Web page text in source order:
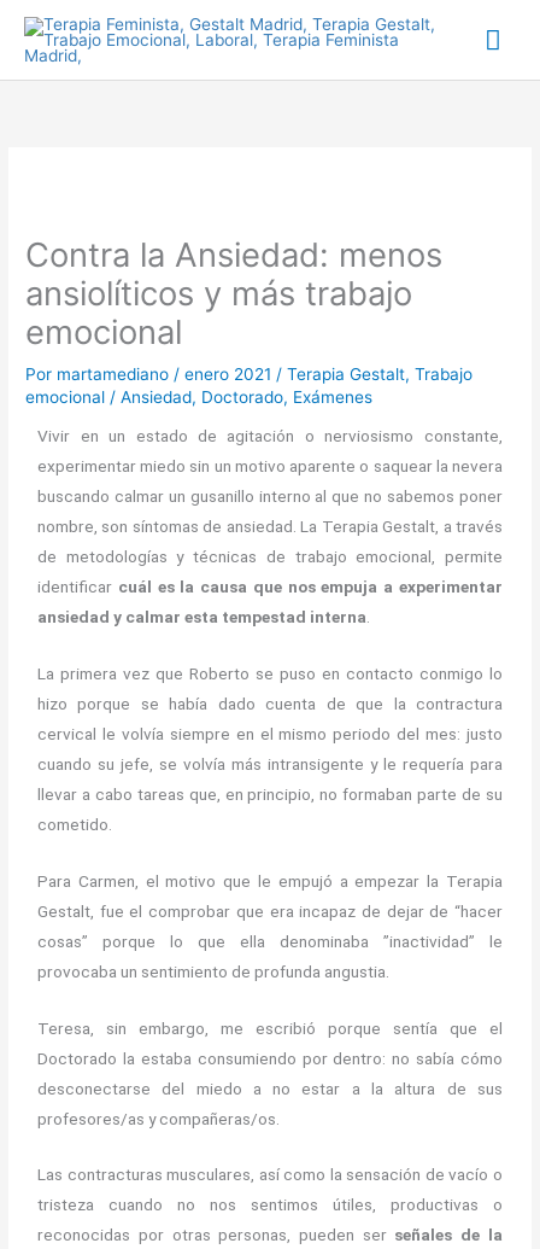
Contra la Ansiedad: menos
ansiolíticos y más trabajo
emocional
Por martamediano /enero 2021 /Terapia Gestalt,Trabajo
emocional /Ansiedad, Doctorado, Exámenes
Vivir en un estado de agitación o nerviosismo constante,
experimentar miedo sin un motivo aparente o saquear la nevera
buscando calmar un gusanillo interno al que no sabemos poner
nombre, son síntomas de ansiedad. La Terapia Gestalt, a través
de metodologías y técnicas de trabajo emocional, permite
identificar cuál es la causa que nos empuja a experimentar
ansiedad y calmar esta tempestad interna
La primera vez que Roberto se puso en contacto conmigo lo
hizo porque se había dado cuenta de que la contractura
cervical le volvía siempre en el mismo periodo del mes: justo
cuando su jefe, se volvía más intransigente y le requería para
llevar a cabo tareas que, en principio, no formaban parte de su
cometido.
Para Carmen, el motivo que le empujó a empezar la Terapia
Gestalt, fue el comprobar que era incapaz de dejar de “hacer
cosas” porque lo que ella denominaba ”inactividad” le
provocaba un sentimiento de profunda angustia.
Teresa, sin embargo, me escribió porque sentía que el
Doctorado la estaba consumiendo por dentro: no sabía cómo
desconectarse del miedo a no estar a la altura de sus
profesores/as y compañeras/os.
Las contracturas musculares, así como la sensación de vacío o
tristeza cuando no nos sentimos útiles, productivas o
reconocidas por otras personas, pueden ser señales de la